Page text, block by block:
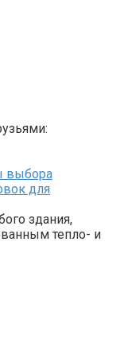
выбора
для
здания,
тепло- и